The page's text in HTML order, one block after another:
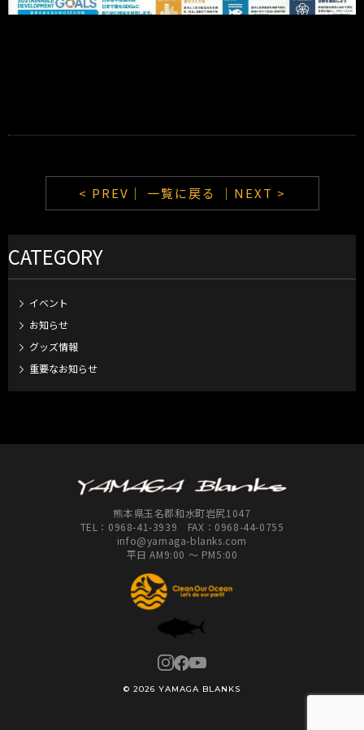
< PREV｜ 一覧に戻る ｜NEXT >
CATEGORY
イベント
お知らせ
グッズ情報
重要なお知らせ
熊本県玉名郡和水町岩尻1047
TEL： 0968-41-3939 FAX：0968-44-0755
info@yamaga-blanks.com
平日 AM9:00 ～ PM5:00
© 2026 YAMAGA BLANKS